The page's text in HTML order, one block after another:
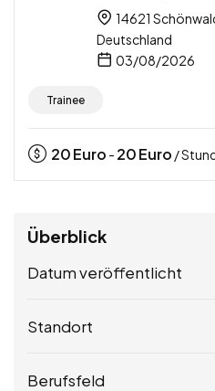
14621
Deutschland
03/08/2026
Trainee
20Euro - 20Euro /
Überblick
Datum veröffentlicht
Standort
Berufsfeld